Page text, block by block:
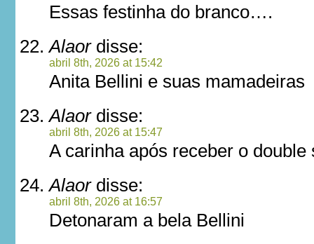
Essas festinha do branco….
Alaordisse:
abril 8th, 2026 at 15:42
Anita Bellini e suas mamadeiras
Alaordisse:
abril 8th, 2026 at 15:47
A carinha após receber o double
Alaordisse:
abril 8th, 2026 at 16:57
Detonaram a bela Bellini